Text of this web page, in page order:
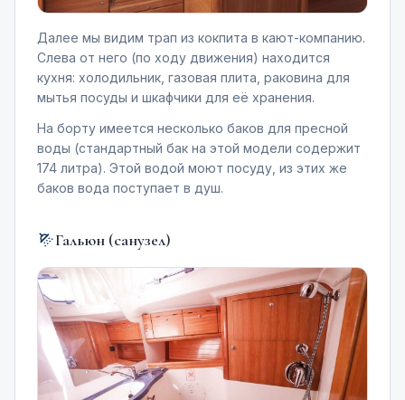
Далее мы видим трап из кокпита в кают-компанию.
Слева от него (по ходу движения) находится
кухня: холодильник, газовая плита, раковина для
мытья посуды и шкафчики для её хранения.
На борту имеется несколько баков для пресной
воды (стандартный бак на этой модели содержит
174 литра). Этой водой моют посуду, из этих же
баков вода поступает в душ.
Гальюн (санузел)